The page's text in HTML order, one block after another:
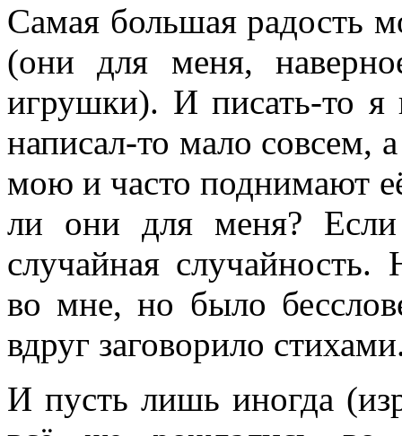
Самая большая радость
(они для меня,
игрушки). И писать-то я
написал-то мало
мою и часто поднимают
ли они для меня?
случайная случайность.
во мне, но было
вдруг заговорило
И пусть лишь иногда